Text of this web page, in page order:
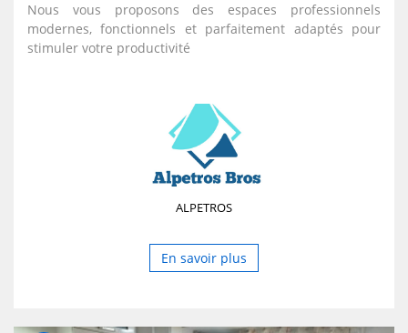
Nous vous proposons des espaces professionnels
modernes, fonctionnels et parfaitement adaptés pour
stimuler votre productivité
ALPETROS
En savoir plus